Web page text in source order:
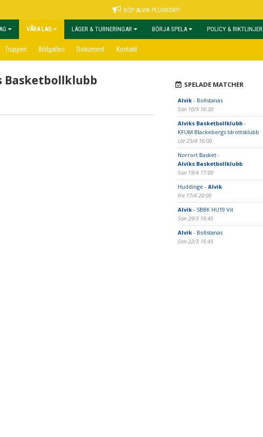
KÖP ALVIK PLUSKORT!
VÅRA LAG LÄGER & TURNERINGAR BÖRJA SPELA POLICY & RIKTLINJER
Truppen Bildgalleri Dokument Kontakt
Basketbollklubb SPELADE MATCHER
Alvik- Bollstanäs
Sön 10/5 16:30
Alviks Basketbollklubb-
KFUM Blackebergs Idrottsklubb
Lör 25/4 16:00
Norrort Basket -
Alviks Basketbollklubb
Sön 19/4 17:00
Huddinge - Alvik
Fre 17/4 20:00
Alvik- SBBK HU19 Vit
Sön 29/3 16:45
Alvik- Bollstanäs
Sön 22/3 16:45